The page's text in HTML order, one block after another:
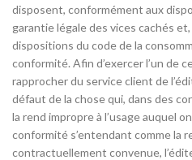
disposent, conformément aux
garantie légale des vices cachés
dispositions du code de la
conformité. Afin d’exercer l’un de
rapprocher du service client de
défaut de la chose qui, dans des
la rend impropre à l’usage auquel
conformité s’entendant comme la
contractuellement convenue,